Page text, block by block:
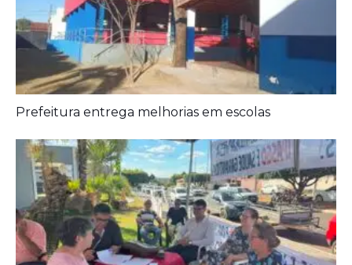
Prefeitura entrega melhorias em escolas